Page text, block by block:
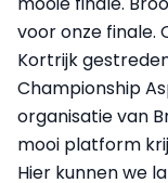
voor onze finale.
Kortrijk
Championship
organisatie van
mooi platform
Hier kunnen we